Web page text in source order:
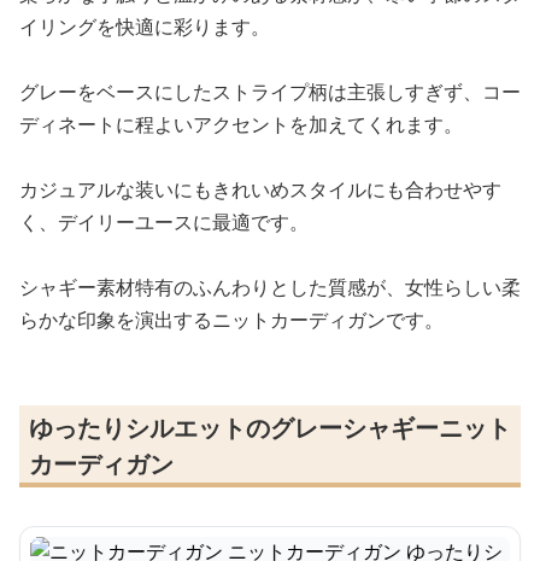
イリングを快適に彩ります。
グレーをベースにしたストライプ柄は主張しすぎず、コー
ディネートに程よいアクセントを加えてくれます。
カジュアルな装いにもきれいめスタイルにも合わせやす
く、デイリーユースに最適です。
シャギー素材特有のふんわりとした質感が、女性らしい柔
らかな印象を演出するニットカーディガンです。
ゆったりシルエットのグレーシャギーニット
カーディガン